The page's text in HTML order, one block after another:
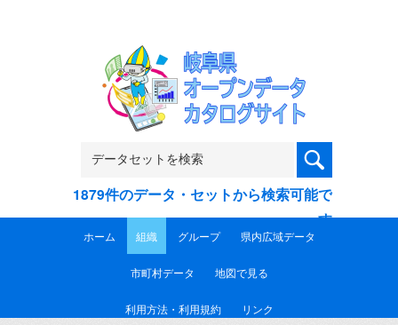
1879件のデータ・セットから検索可能で
す
ホーム 組織 グループ 県内広域データ
市町村データ 地図で見る
利用方法・利用規約 リンク